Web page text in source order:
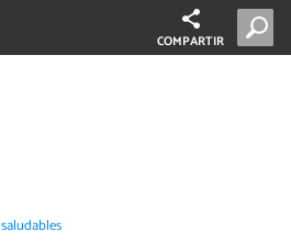
COMPARTIR